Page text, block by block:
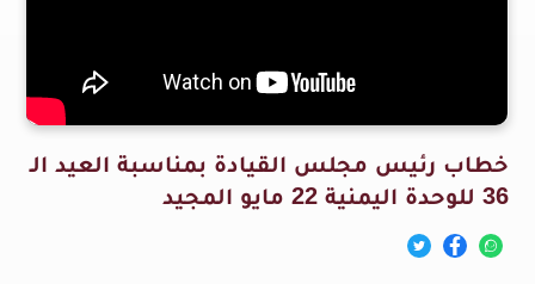
خطاب رئيس مجلس القيادة بمناسبة العيد الـ
36 للوحدة اليمنية 22 مايو المجيد